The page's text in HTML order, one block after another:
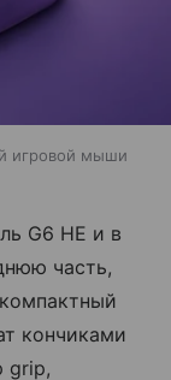
игровой мыши
G6 HE и в
часть,
кончиками
grip,